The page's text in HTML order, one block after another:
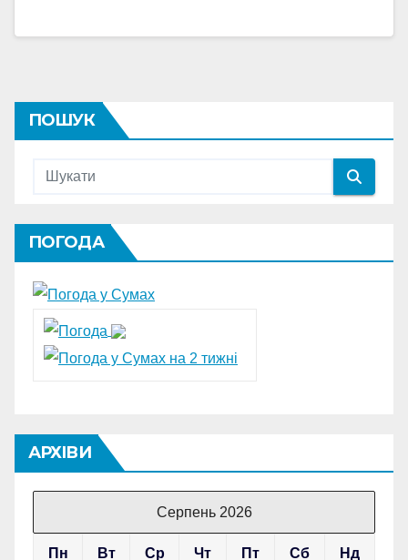
ПОШУК
ПОГОДА
АРХІВИ
Серпень 2026
Пн Вт Ср Чт Пт Сб Нд